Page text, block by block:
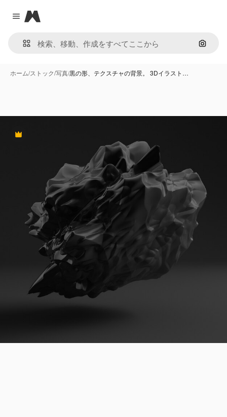
Close menu
Magnific
画像で
ホーム/ストック/写真/黒の形、テクスチャの背景。 3Dイラスト…
Premium